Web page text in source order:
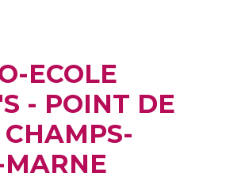
ECOLE
- POINT DE
CHAMPS-
MARNE